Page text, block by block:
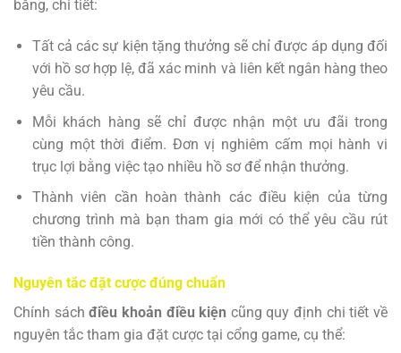
bằng, chi tiết:
Tất cả các sự kiện tặng thưởng sẽ chỉ được áp dụng đối
với hồ sơ hợp lệ, đã xác minh và liên kết ngân hàng theo
yêu cầu.
Mỗi khách hàng sẽ chỉ được nhận một ưu đãi trong
cùng một thời điểm. Đơn vị nghiêm cấm mọi hành vi
trục lợi bằng việc tạo nhiều hồ sơ để nhận thưởng.
Thành viên cần hoàn thành các điều kiện của từng
chương trình mà bạn tham gia mới có thể yêu cầu rút
tiền thành công.
Nguyên tắc đặt cược đúng chuẩn
Chính sáchđiều khoản điều kiện cũng quy định chi tiết về
nguyên tắc tham gia đặt cược tại cổng game, cụ thể: